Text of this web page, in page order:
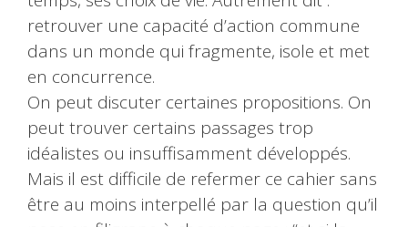
retrouver une capacité d’action commune
dans un monde qui fragmente, isole et met
en concurrence.
On peut discuter certaines propositions. On
peut trouver certains passages trop
idéalistes ou insuffisamment développés.
Mais il est difficile de refermer ce cahier sans
être au moins interpellé par la question qu’il